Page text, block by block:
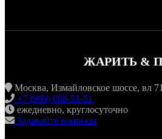
ЖАРИТЬ &
Москва, Измайловское шоссе, вл
+7 (969) 088-51-51
ежедневно, круглосуточно
Задавайте вопросы